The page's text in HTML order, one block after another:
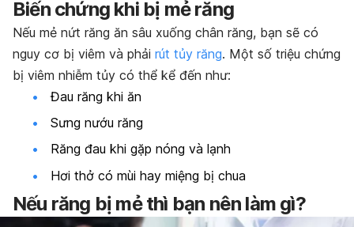
Biến chứng khi bị mẻ răng
Nếu mẻ nứt răng ăn sâu xuống chân răng, bạn sẽ có
nguy cơ bị viêm và phải rút tủy răng. Một số triệu chứng
bị viêm nhiễm tủy có thể kể đến như:
Đau răng khi ăn
Sưng nướu răng
Răng đau khi gặp nóng và lạnh
Hơi thở có mùi hay miệng bị chua
Nếu răng bị mẻ thì bạn nên làm gì?